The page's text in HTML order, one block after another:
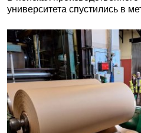
университета спустились в